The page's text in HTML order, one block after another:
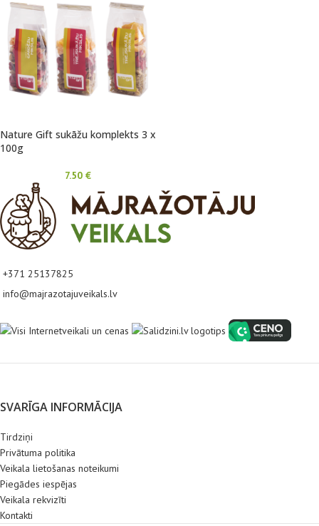
Nature Gift sukāžu komplekts 3 x
100g
7.50 €
+371 25137825
info@majrazotajuveikals.lv
SVARĪGA INFORMĀCIJA
Tirdziņi
Privātuma politika
Veikala lietošanas noteikumi
Piegādes iespējas
Veikala rekvizīti
Kontakti